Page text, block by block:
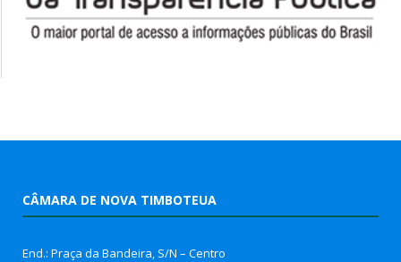
CÂMARA DE NOVA TIMBOTEUA
End.: Praça da Bandeira, S/N – Centro